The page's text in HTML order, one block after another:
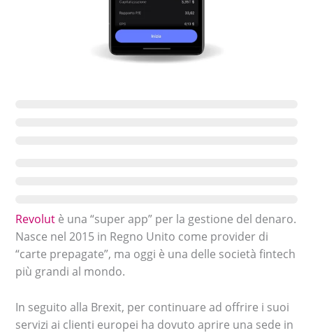
Revolut è una “super app” per la gestione del denaro.
Nasce nel 2015 in Regno Unito come provider di
“carte prepagate”, ma oggi è una delle società fintech
più grandi al mondo.
In seguito alla Brexit, per continuare ad offrire i suoi
servizi ai clienti europei ha dovuto aprire una sede in